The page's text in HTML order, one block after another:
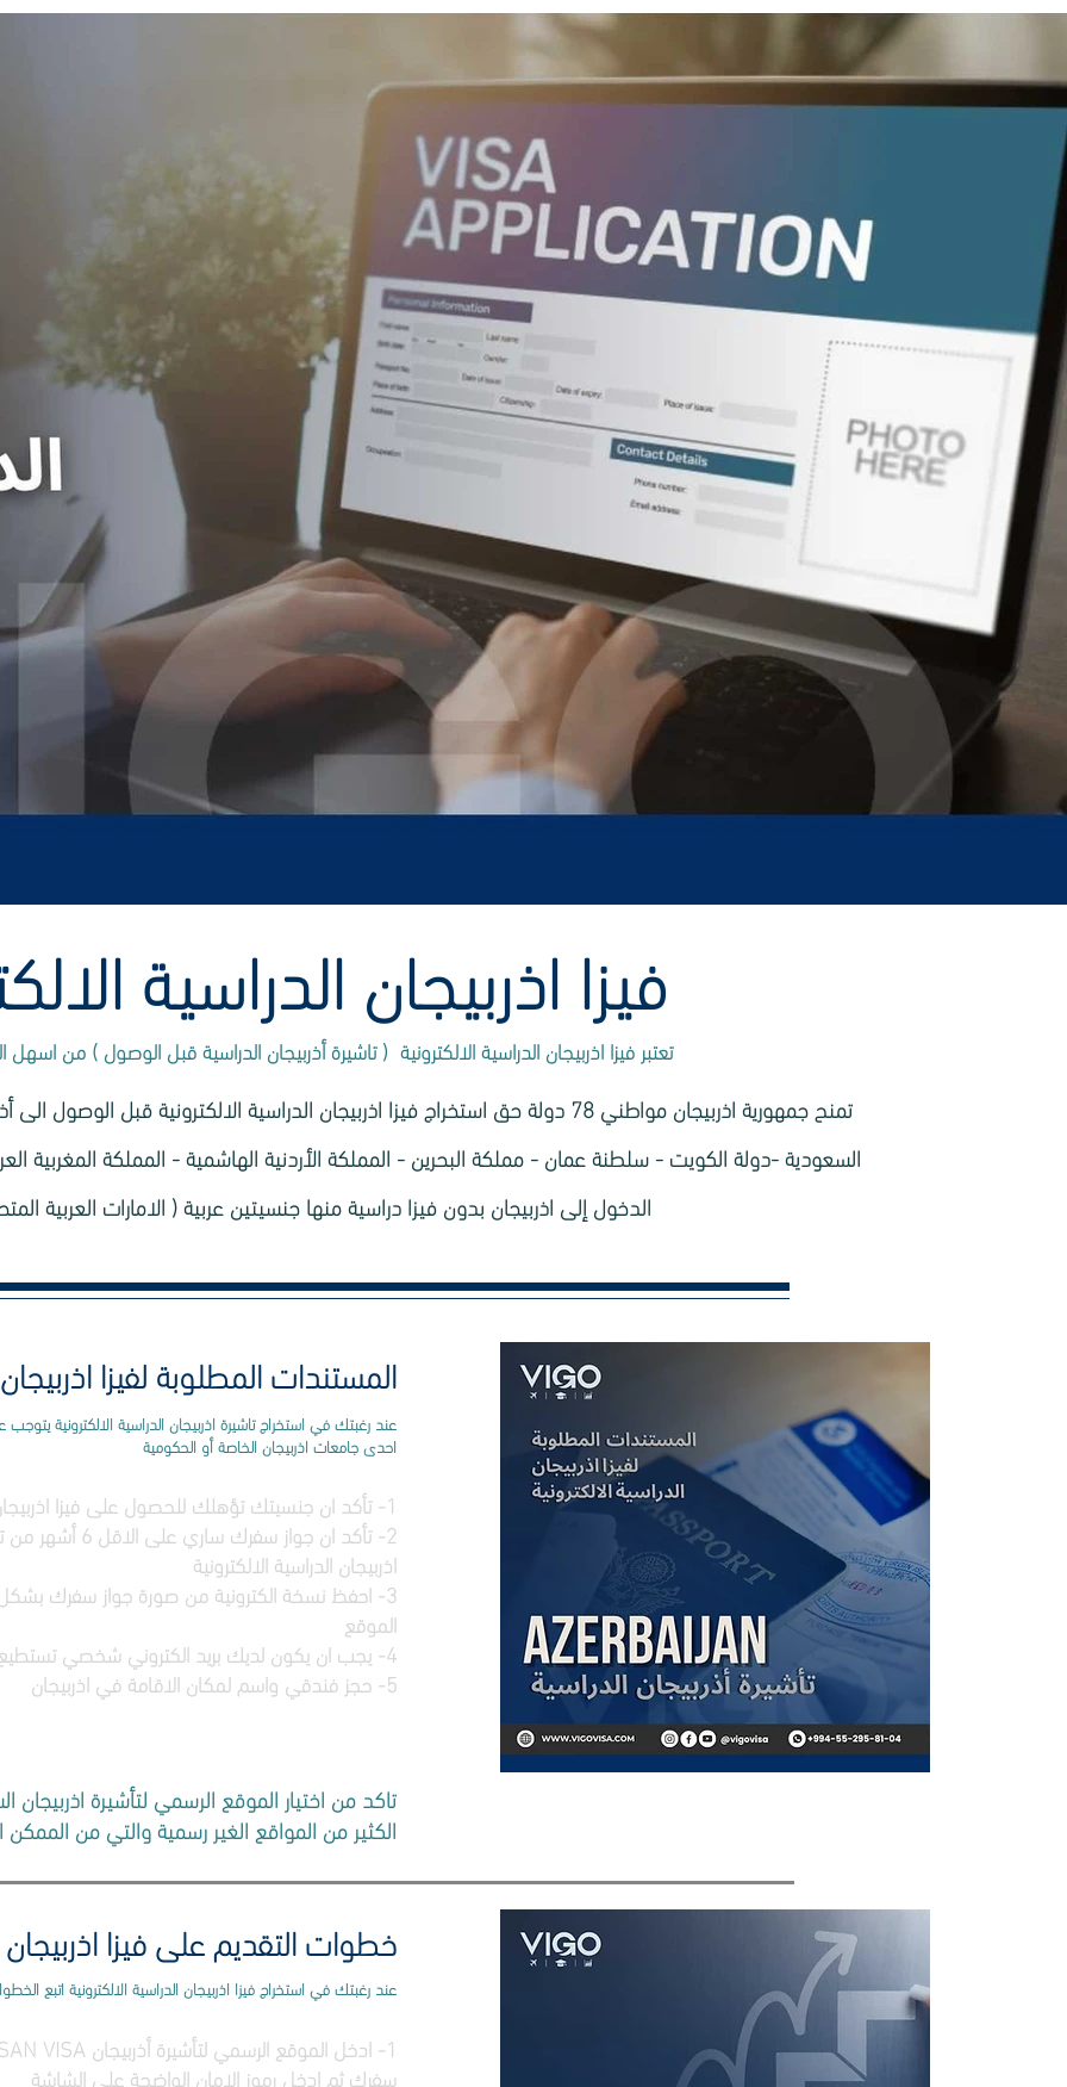
فيزا اذربيجان الدراسية
تعتبر فيزا اذربيجان الدراسية الالكترونية ( تاشيرة أذربيجان الدراسية قبل الوصول ) من
السعودية -دولة الكويت - سلطنة عمان - مملكة البحرين - المملكة الأردنية الهاشمية - المملكة المغربية
الدخول إلى اذربيجان بدون فيزا دراسية منها جنسيتين عربية ( الامارات العربية
المستندات المطلوبة لفيزا
عند رغبتك في استخراج تاشيرة اذربيجان الدراسية الالكترونية
احدى جامعات اذربيجان الخاصة أو الحكومية
1- تأكد ان جنسيتك تؤهلك للحصول على فيزا اذربيجان الدراسية الالكترونية قبل الوصول
2- تأكد ان جواز
اذربيجان الدراسية الالكترونية
الموقع
4- يجب ان يكون لديك بريد الكتروني شخصي تستطيع الوصول اليه في اي وقت
5- حجز فندقي واسم لمكان الاقامة في اذربيجان
الكثير من المواقع الغير رسمية والتي من
خطوات التقديم على فيزا اذربيجان
عند رغبتك في استخراج فيزا اذربيجان الدراسية الالكترونية اتبع
سفرك ثم ادخل رموز الامان الواضحة على الشاشة